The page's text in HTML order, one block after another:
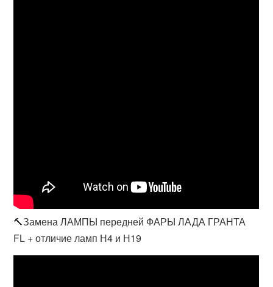
🔨Замена ЛАМПЫ передней ФАРЫ ЛАДА ГРАНТА
FL + отличие ламп Н4 и Н19